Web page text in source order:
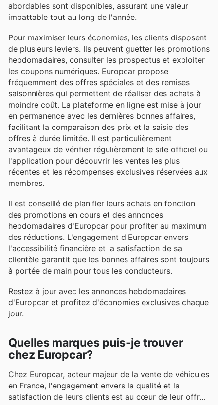
abordables sont disponibles, assurant une valeur
imbattable tout au long de l'année.
Pour maximiser leurs économies, les clients disposent
de plusieurs leviers. Ils peuvent guetter les promotions
hebdomadaires, consulter les prospectus et exploiter
les coupons numériques. Europcar propose
fréquemment des offres spéciales et des remises
saisonnières qui permettent de réaliser des achats à
moindre coût. La plateforme en ligne est mise à jour
en permanence avec les dernières bonnes affaires,
facilitant la comparaison des prix et la saisie des
offres à durée limitée. Il est particulièrement
avantageux de vérifier régulièrement le site officiel ou
l'application pour découvrir les ventes les plus
récentes et les récompenses exclusives réservées aux
membres.
Il est conseillé de planifier leurs achats en fonction
des promotions en cours et des annonces
hebdomadaires d'Europcar pour profiter au maximum
des réductions. L'engagement d'Europcar envers
l'accessibilité financière et la satisfaction de sa
clientèle garantit que les bonnes affaires sont toujours
à portée de main pour tous les conducteurs.
Restez à jour avec les annonces hebdomadaires
d'Europcar et profitez d'économies exclusives chaque
jour.
Quelles marques puis-je trouver
chez Europcar?
Chez Europcar, acteur majeur de la vente de véhicules
en France, l'engagement envers la qualité et la
satisfaction de leurs clients est au cœur de leur offre.